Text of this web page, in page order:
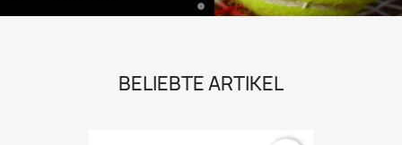
BELIEBTE ARTIKEL